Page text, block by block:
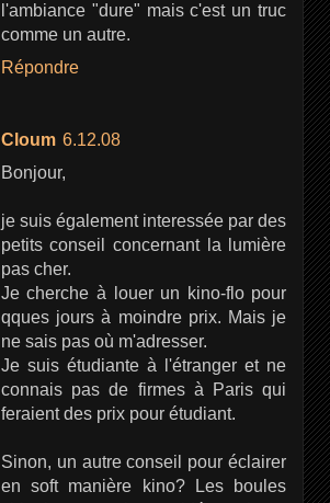
l'ambiance "dure" mais c'est un truc
comme un autre.
Répondre
Cloum 6.12.08
Bonjour,
je suis également interessée par des
petits conseil concernant la lumière
pas cher.
Je cherche à louer un kino-flo pour
qques jours à moindre prix. Mais je
ne sais pas où m'adresser.
Je suis étudiante à l'étranger et ne
connais pas de firmes à Paris qui
feraient des prix pour étudiant.
Sinon, un autre conseil pour éclairer
en soft manière kino? Les boules